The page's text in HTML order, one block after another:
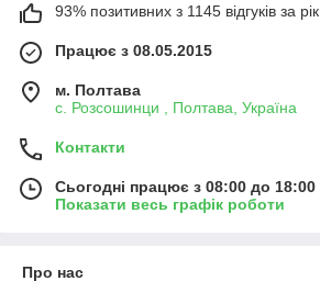
93% позитивних з 1145 відгуків за рік
Працює з 08.05.2015
м. Полтава
с. Розсошинци , Полтава, Україна
Контакти
Сьогодні працює з 08:00 до 18:00
Показати весь графік роботи
Про нас